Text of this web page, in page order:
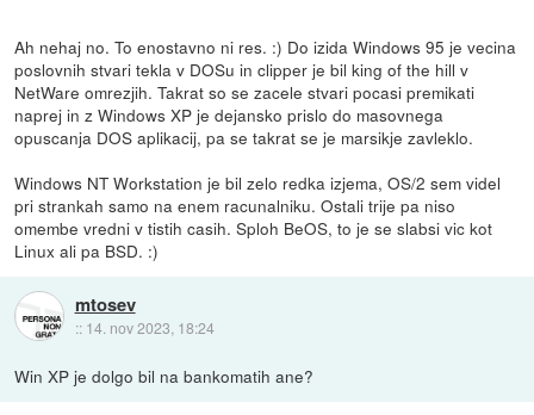
Ah nehaj no. To enostavno ni res. :) Do izida Windows 95 je vecina
poslovnih stvari tekla v DOSu in clipper je bil king of the hill v
NetWare omrezjih. Takrat so se zacele stvari pocasi premikati
naprej in z Windows XP je dejansko prislo do masovnega
opuscanja DOS aplikacij, pa se takrat se je marsikje zavleklo.
Windows NT Workstation je bil zelo redka izjema, OS/2 sem videl
pri strankah samo na enem racunalniku. Ostali trije pa niso
omembe vredni v tistih casih. Sploh BeOS, to je se slabsi vic kot
Linux ali pa BSD. :)
mtosev
:: 14. nov 2023, 18:24
Win XP je dolgo bil na bankomatih ane?